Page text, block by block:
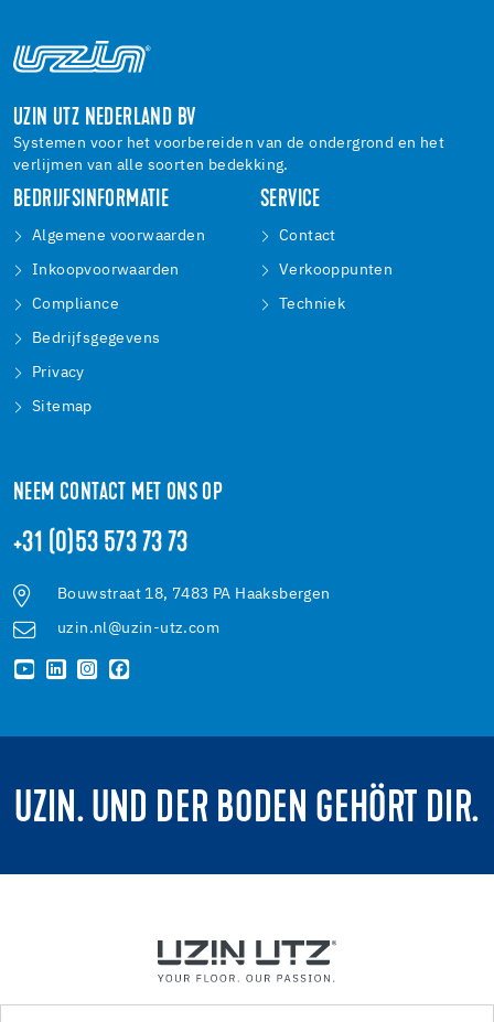
UZIN UTZ NEDERLAND BV
Systemen voor het voorbereiden van de ondergrond en het
verlijmen van alle soorten bedekking.
BEDRIJFSINFORMATIE
Algemene voorwaarden
Inkoopvoorwaarden
Compliance
Bedrijfsgegevens
Privacy
Sitemap
SERVICE
Contact
Verkooppunten
Techniek
NEEM CONTACT MET ONS OP
+31 (0)53 573 73 73
Bouwstraat 18, 7483 PA Haaksbergen
uzin.nl@uzin-utz.com
UZIN. UND DER BODEN GEHÖRT DIR.